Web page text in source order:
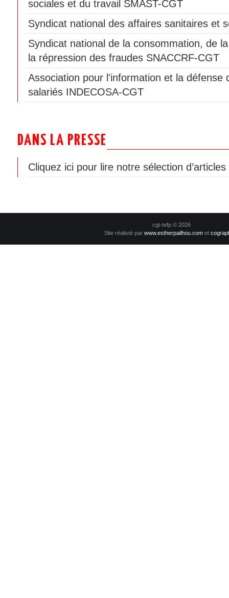
sociales et du travail SMAST-CGT
Syndicat national des affaires sanitaires et
Syndicat national de la consommation, de
la répression des fraudes SNACCRF-CGT
Association pour l'information et la défense
salariés INDECOSA-CGT
DANS LA PRESSE
Cliquez ici pour lire notre sélection
cgt-tefp © 2026
Site réalisté parwww.estherpailhou.com et